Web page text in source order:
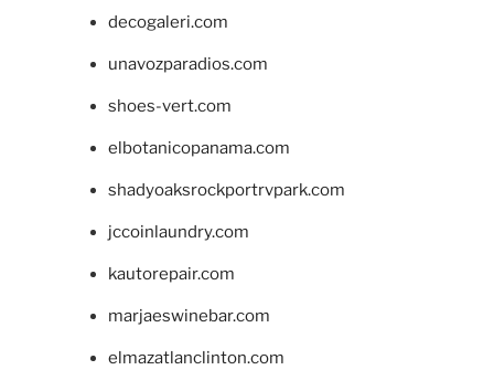
decogaleri.com
unavozparadios.com
shoes-vert.com
elbotanicopanama.com
shadyoaksrockportrvpark.com
jccoinlaundry.com
kautorepair.com
marjaeswinebar.com
elmazatlanclinton.com